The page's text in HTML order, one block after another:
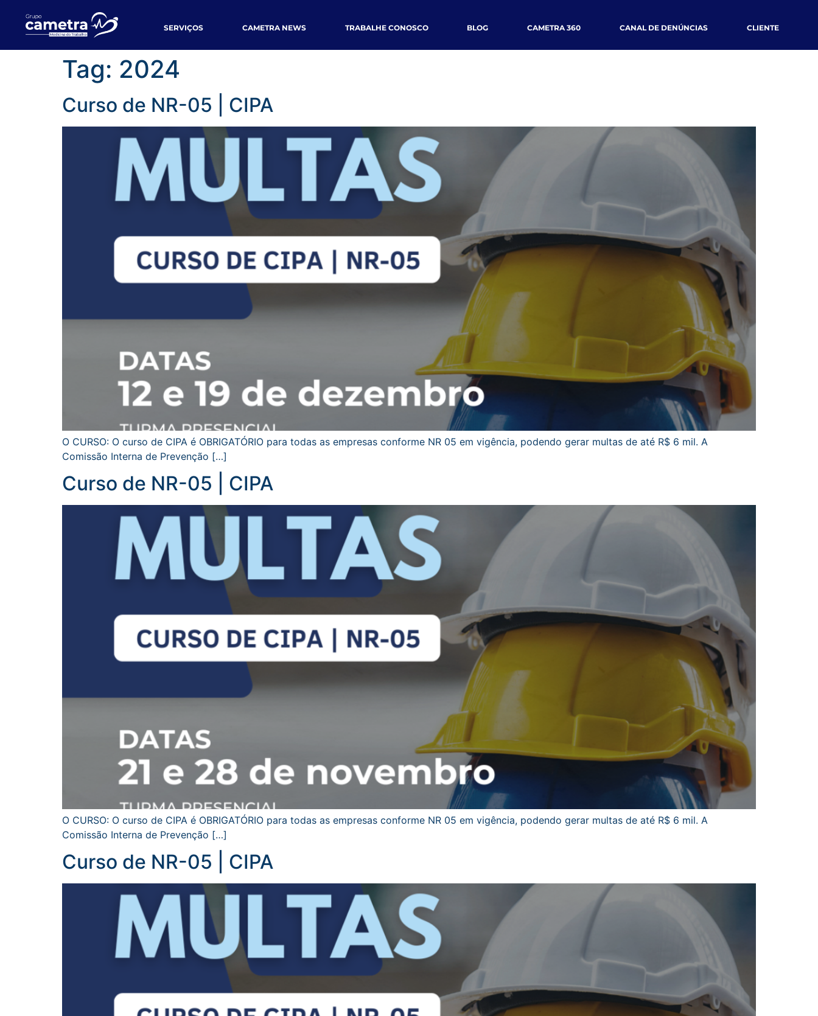
SERVIÇOS CAMETRA NEWS TRABALHE CONOSCO BLOG CAMETRA 360 CANAL DE DENÚNCIAS CLIENTE
Tag: 2024
Curso de NR-05 | CIPA
O CURSO: O curso de CIPA é OBRIGATÓRIO para todas as empresas conforme NR 05 em vigência, podendo gerar multas de até R$ 6 mil. A
Comissão Interna de Prevenção […]
Curso de NR-05 | CIPA
O CURSO: O curso de CIPA é OBRIGATÓRIO para todas as empresas conforme NR 05 em vigência, podendo gerar multas de até R$ 6 mil. A
Comissão Interna de Prevenção […]
Curso de NR-05 | CIPA